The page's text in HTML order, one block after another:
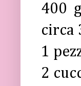
400
circa
1
2